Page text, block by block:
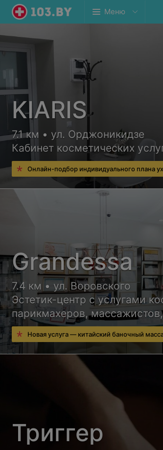
Меню
KIARIS
7.1 км • ул. Орджоникидзе
Кабинет косметических
Онлайн-подбор индивидуального плана
Grandessa
7.4 км • ул. Воровского
Эстетик-центр с услугами
парикмахеров,
ногтевого сервиса и других
Новая услуга — китайский баночный
Триггер